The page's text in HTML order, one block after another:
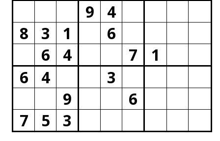
9
4
8
3 1
6
6
4 7
1
6
4
3
9
6
7
5 3